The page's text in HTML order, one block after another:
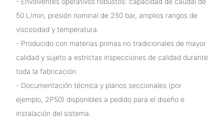
50 L/min, presión nominal de 250 bar, amplios rangos de
viscosidad y temperatura.
- Producido con materias primas no tradicionales de mayor
calidad y sujeto a estrictas inspecciones de calidad durante
toda la fabricación.
- Documentación técnica y planos seccionales (por
ejemplo, 2P50) disponibles a pedido para el diseño e
instalación del sistema.